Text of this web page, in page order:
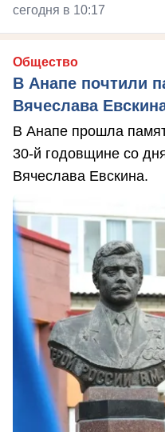
сегодня в 10:17
Общество
В Анапе почтили
Вячеслава
В Анапе прошла
30-й годовщине со
Вячеслава Евскина.